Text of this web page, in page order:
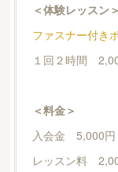
＜体験レッスン＞
ファスナー付き
１回２時間
＜料金＞
入会金 5,000円
レッスン料